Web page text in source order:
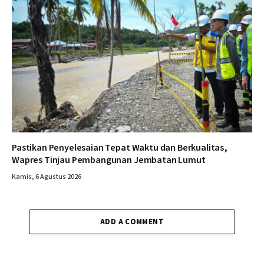
Pastikan Penyelesaian Tepat Waktu dan Berkualitas,
Wapres Tinjau Pembangunan Jembatan Lumut
Kamis, 6 Agustus 2026
ADD A COMMENT